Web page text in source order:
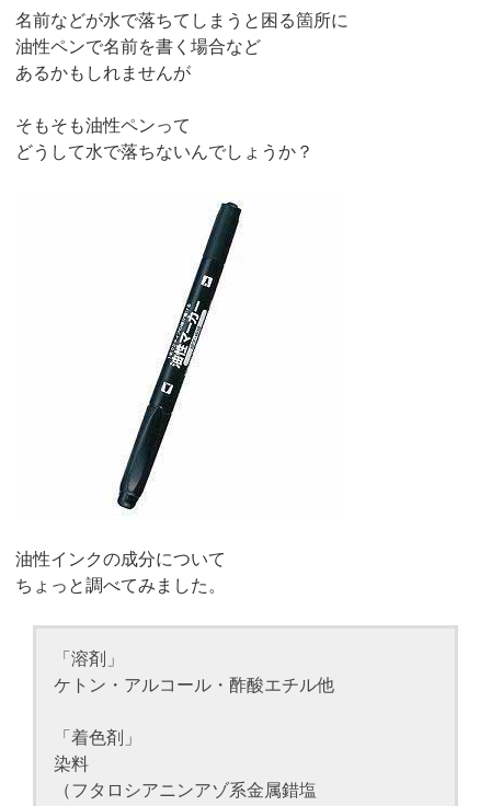
名前などが水で落ちてしまうと困る箇所に
油性ペンで名前を書く場合など
あるかもしれませんが
そもそも油性ペンって
どうして水で落ちないんでしょうか？
油性インクの成分について
ちょっと調べてみました。
「溶剤」
ケトン・アルコール・酢酸エチル他
「着色剤」
染料
（フタロシアニンアゾ系金属錯塩